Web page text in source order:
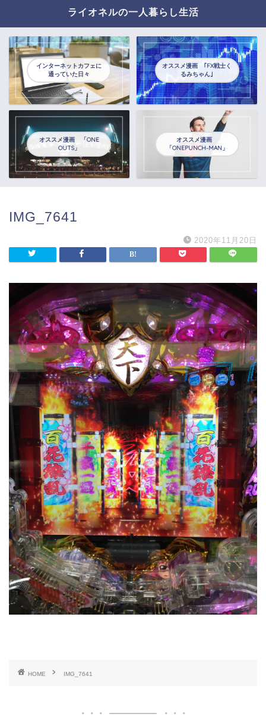
ライオネルの一人暮らし生活
インターネットカフェに
通っていた日々
オススメ漫画 ｢FX戦士く
るみちゃん｣
オススメ漫画 「ONE
OUTS」
オススメ漫画
「ONEPUNCH-MAN」
IMG_7641
2020年11月20日
HOME IMG_7641